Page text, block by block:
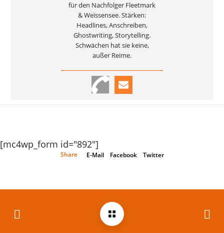
für den Nachfolger Fleetmark
& Weissensee. Stärken:
Headlines, Anschreiben,
Ghostwriting, Storytelling.
Schwächen hat sie keine,
außer Reime.
[mc4wp_form id="892"]
Share E-Mail Facebook Twitter